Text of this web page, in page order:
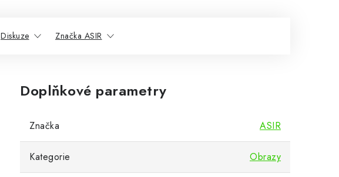
Diskuze Značka ASIR
Doplňkové parametry
Značka ASIR
Kategorie Obrazy